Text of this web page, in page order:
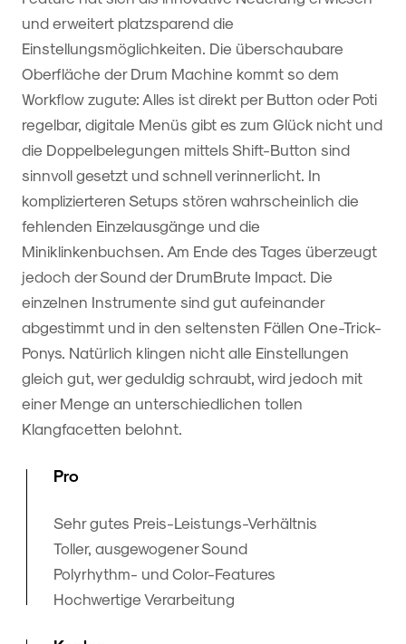
und erweitert platzsparend die
Einstellungsmöglichkeiten. Die überschaubare
Oberfläche der Drum Machine kommt so dem
Workflow zugute: Alles ist direkt per Button oder Poti
regelbar, digitale Menüs gibt es zum Glück nicht und
die Doppelbelegungen mittels Shift-Button sind
sinnvoll gesetzt und schnell verinnerlicht. In
komplizierteren Setups stören wahrscheinlich die
fehlenden Einzelausgänge und die
Miniklinkenbuchsen. Am Ende des Tages überzeugt
jedoch der Sound der DrumBrute Impact. Die
einzelnen Instrumente sind gut aufeinander
abgestimmt und in den seltensten Fällen One-Trick-
Ponys. Natürlich klingen nicht alle Einstellungen
gleich gut, wer geduldig schraubt, wird jedoch mit
einer Menge an unterschiedlichen tollen
Klangfacetten belohnt.
Pro
Sehr gutes Preis-Leistungs-Verhältnis
Toller, ausgewogener Sound
Polyrhythm- und Color-Features
Hochwertige Verarbeitung